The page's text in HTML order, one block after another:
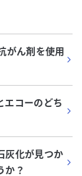
がん剤を使用
エコーのどち
灰化が見つか
か？